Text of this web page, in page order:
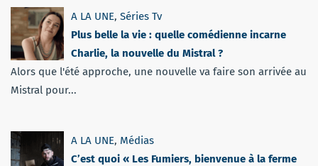
A LA UNE, Séries Tv
Plus belle la vie : quelle comédienne incarne
Charlie, la nouvelle du Mistral ?
Alors que l'été approche, une nouvelle va faire son arrivée au
Mistral pour...
A LA UNE, Médias
C’est quoi « Les Fumiers, bienvenue à la ferme